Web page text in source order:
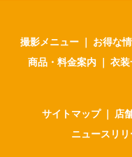
撮影メニュー ｜ お得な
商品・料金案内 ｜ 衣
サイトマップ ｜ 店
ニュースリ